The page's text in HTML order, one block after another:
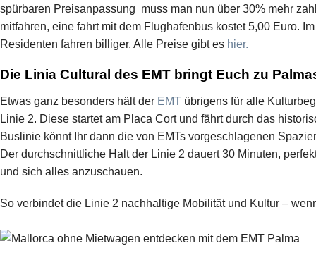
spürbaren Preisanpassung muss man nun über 30% mehr
mitfahren, eine fahrt mit dem Flughafenbus kostet 5,00 Euro.
Residenten fahren billiger. Alle Preise gibt es hier.
Die Linia Cultural des EMT bringt Euch zu
Etwas ganz besonders hält der EMT übrigens für alle
Linie 2. Diese startet am Placa Cort und fährt durch das
Buslinie könnt Ihr dann die von EMTs vorgeschlagenen
Der durchschnittliche Halt der Linie 2 dauert 30 Minuten,
und sich alles anzuschauen.
So verbindet die Linie 2 nachhaltige Mobilität und Kultur –